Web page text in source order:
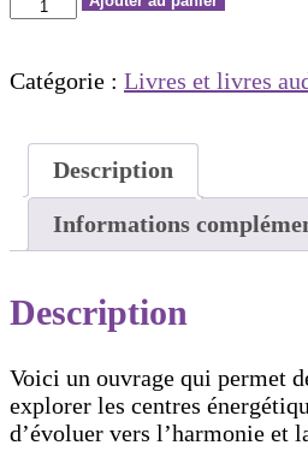
évolution
format
livre
Catégorie : Livres et livres
Description
Informations
Description
Voici un ouvrage qui permet
explorer les centres
d’évoluer vers l’harmonie et